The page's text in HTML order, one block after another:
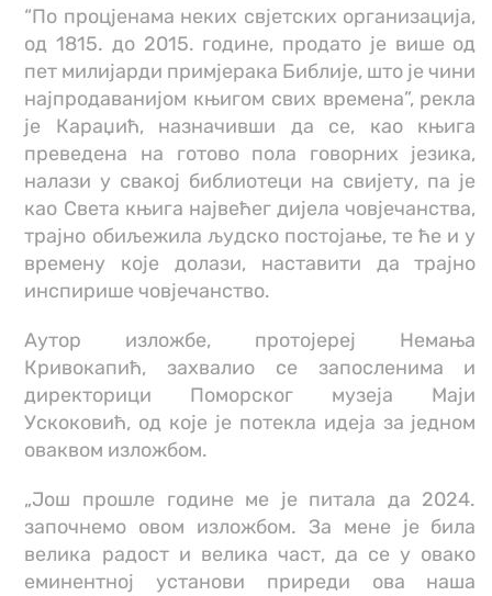
“По процјенама неких свјетских организација,
од 1815. до 2015. године, продато је више од
пет милијарди примјерака Библије, што је чини
најпродаванијом књигом свих времена”, рекла
је Караџић, назначивши да се, као књига
преведена на готово пола говорних језика,
налази у свакој библиотеци на свијету, па је
као Света књига највећег дијела човјечанства,
трајно обиљежила људско постојање, те ће и у
времену које долази, наставити да трајно
инспирише човјечанство.
Аутор изложбе, протојереј Немања
Кривокапић, захвалио се запосленима и
директорици Поморског музеја Маји
Ускоковић, од које је потекла идеја за једном
оваквом изложбом.
„Још прошле године ме је питала да 2024.
започнемо овом изложбом. За мене је била
велика радост и велика част, да се у овако
еминентној установи приреди ова наша